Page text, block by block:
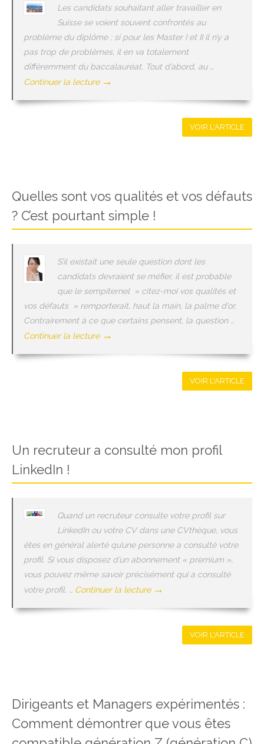
Les candidats souhaitant aller travailler en
Suisse se voient souvent confrontés au
problème du diplôme ; si pour les Master I et II il n’y a
pas trop de problèmes, il en va totalement
différemment du baccalauréat. Tout d’abord, au …
Continuer la lecture →
VOIR L'ARTICLE
Quelles sont vos qualités et vos défauts
? C’est pourtant simple !
S’il existait une seule question dont les
candidats devraient se méfier, il est probable
que le sempiternel » citez-moi vos qualités et
vos défauts » remporterait, haut la main, la palme d’or.
Contrairement à ce que certains pensent, la question …
Continuer la lecture →
VOIR L'ARTICLE
Un recruteur a consulté mon profil
LinkedIn !
Quand un recruteur consulte votre profil sur
LinkedIn ou votre CV dans une CVthèque, vous
êtes en général alerté qu’une personne a consulté votre
profil. Si vous disposez d’un abonnement « premium »,
vous pouvez même savoir précisément qui a consulté
votre profil. … Continuer la lecture →
VOIR L'ARTICLE
Dirigeants et Managers expérimentés :
Comment démontrer que vous êtes